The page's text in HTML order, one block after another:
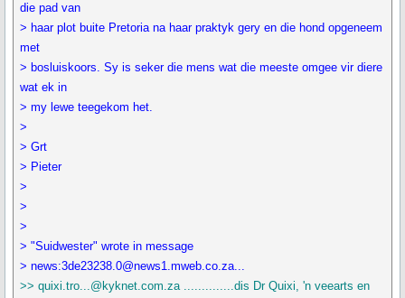
die pad van
> haar plot buite Pretoria na haar praktyk gery en die hond opgeneem
met
> bosluiskoors. Sy is seker die mens wat die meeste omgee vir diere
wat ek in
> my lewe teegekom het.
>
> Grt
> Pieter
>
>
>
> "Suidwester" wrote in message
> news:3de23238.0@news1.mweb.co.za...
>> quixi.tro...@kyknet.com.za ..............dis Dr Quixi, 'n veearts en